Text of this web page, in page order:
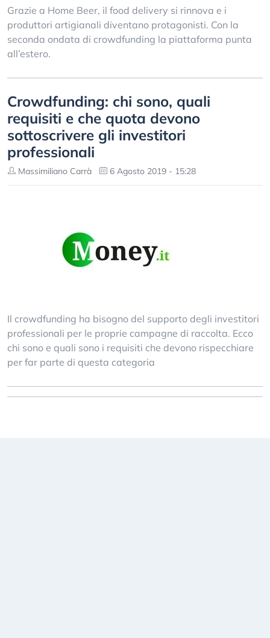
Grazie a Home Beer, il food delivery si rinnova e i
produttori artigianali diventano protagonisti. Con la
seconda ondata di crowdfunding la piattaforma punta
all’estero.
Crowdfunding: chi sono, quali
requisiti e che quota devono
sottoscrivere gli investitori
professionali
Massimiliano Carrà 6 Agosto 2019 - 15:28
Il crowdfunding ha bisogno del supporto degli investitori
professionali per le proprie campagne di raccolta. Ecco
chi sono e quali sono i requisiti che devono rispecchiare
per far parte di questa categoria